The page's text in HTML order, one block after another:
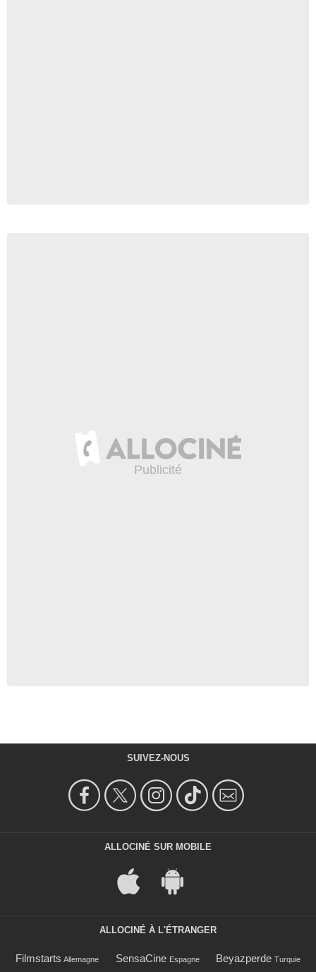
SUIVEZ-NOUS
ALLOCINÉ SUR MOBILE
ALLOCINÉ À L'ÉTRANGER
Filmstarts Allemagne SensaCine Espagne Beyazperde Turquie